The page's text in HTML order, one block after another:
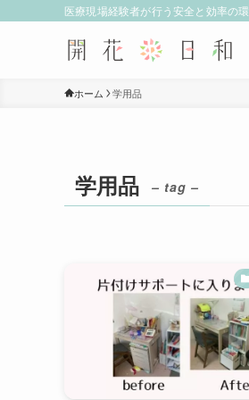
医療現場経験者が行う安全と効率の
ホーム 学用品
学用品 – tag –